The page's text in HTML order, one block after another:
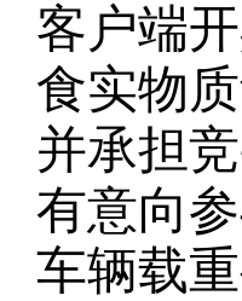
客户端
食实物
并承担
有意向
车辆载